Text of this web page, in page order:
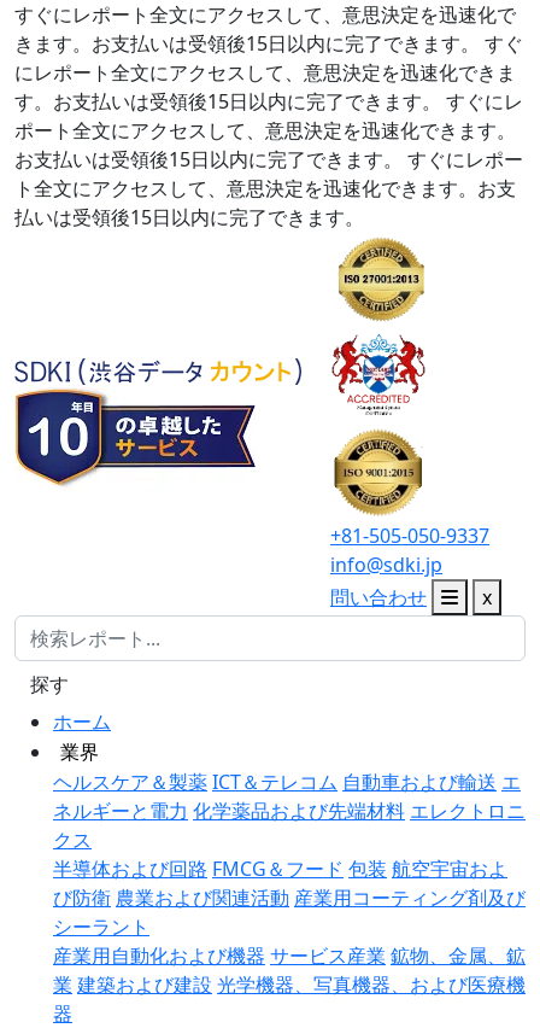
すぐにレポート全文にアクセスして、意思決定を迅速化で
きます。お支払いは受領後15日以内に完了できます。
すぐ
にレポート全文にアクセスして、意思決定を迅速化できま
す。お支払いは受領後15日以内に完了できます。
すぐにレ
ポート全文にアクセスして、意思決定を迅速化できます。
お支払いは受領後15日以内に完了できます。
すぐにレポー
ト全文にアクセスして、意思決定を迅速化できます。お支
払いは受領後15日以内に完了できます。
+81-505-050-9337
info@sdki.jp
問い合わせ
x
ホーム
業界
ヘルスケア＆製薬ICT＆テレコム 自動車および輸送 エ
ネルギーと電力 化学薬品および先端材料 エレクトロニ
クス
半導体および回路 FMCG＆フード 包装 航空宇宙およ
び防衛 農業および関連活動 産業用コーティング剤及び
シーラント
産業用自動化および機器 サービス産業 鉱物、金属、鉱
業 建築および建設 光学機器、写真機器、および医療機
器
探す